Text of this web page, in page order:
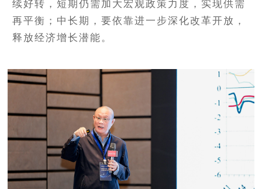
续好转，短期仍需加大宏观政策力度，实现供需
再平衡；中长期，要依靠进一步深化改革开放，
释放经济增长潜能。